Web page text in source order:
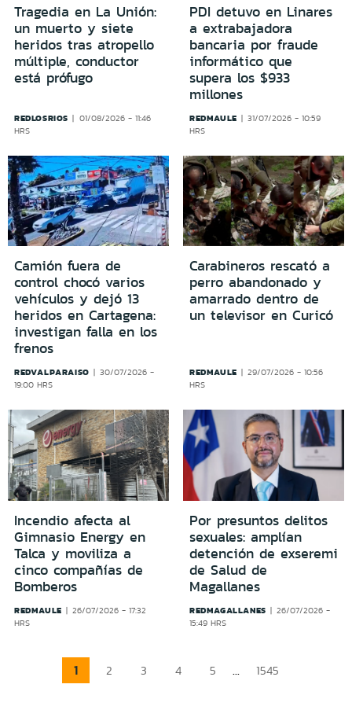
Tragedia en La Unión:
un muerto y siete
heridos tras atropello
múltiple, conductor
está prófugo
REDLOSRIOS
01/08/2026 - 11:46
HRS
PDI detuvo en Linares
a extrabajadora
bancaria por fraude
informático que
supera los $933
millones
REDMAULE
31/07/2026 - 10:59
HRS
Camión fuera de
control chocó varios
vehículos y dejó 13
heridos en Cartagena:
investigan falla en los
frenos
REDVALPARAISO
30/07/2026 -
19:00 HRS
Carabineros rescató a
perro abandonado y
amarrado dentro de
un televisor en Curicó
REDMAULE
29/07/2026 - 10:56
HRS
Incendio afecta al
Gimnasio Energy en
Talca y moviliza a
cinco compañías de
Bomberos
REDMAULE
26/07/2026 - 17:32
HRS
Por presuntos delitos
sexuales: amplían
detención de exseremi
de Salud de
Magallanes
REDMAGALLANES
26/07/2026 -
15:49 HRS
1 2 3 4 5 ... 1545